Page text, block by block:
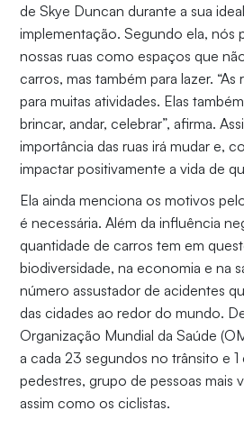
de Skye Duncan durante a sua
implementação. Segundo ela, nós
nossas ruas como espaços que
carros, mas também para lazer. “As
para muitas atividades. Elas
brincar, andar, celebrar”, afirma.
importância das ruas irá mudar e,
impactar positivamente a vida de
Ela ainda menciona os motivos
é necessária. Além da influência
quantidade de carros tem em
biodiversidade, na economia e na
número assustador de acidentes
das cidades ao redor do mundo.
Organização Mundial da Saúde
a cada 23 segundos no trânsito e
pedestres, grupo de pessoas mais
assim como os ciclistas.